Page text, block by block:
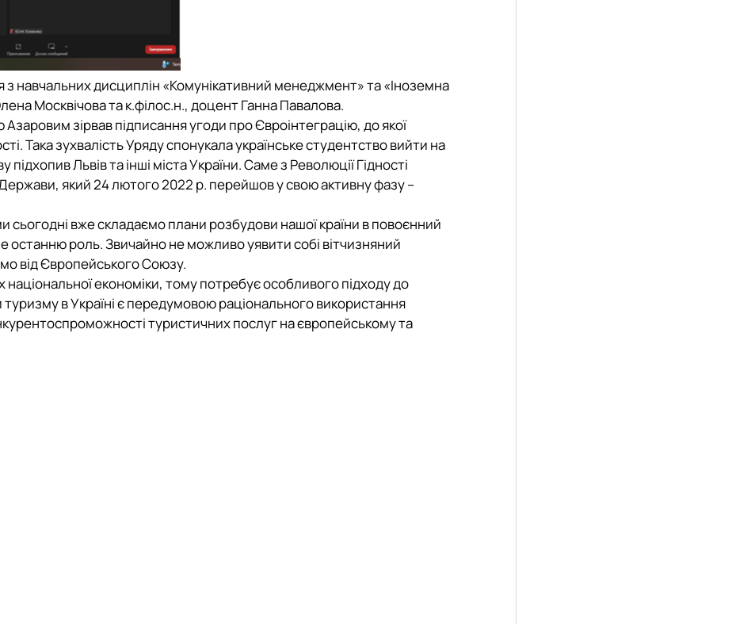
з навчальних дисциплін «Комунікативний менеджмент» та «Іноземна
Москвічова та к.філос.н., доцент Ганна Павалова.
зірвав підписання угоди про Євроінтеграцію, до якої
Така зухвалість Уряду спонукала українське студентство вийти на
Львів та інші міста України. Саме з Революції Гідності
який 24 лютого 2022 р. перейшов у свою активну фазу –
сьогодні вже складаємо плани розбудови нашої країни в повоєнний
останню роль. Звичайно не можливо уявити собі вітчизняний
від Європейського Союзу.
економіки, тому потребує особливого підходу до
в Україні є передумовою раціонального використання
туристичних послуг на європейському та